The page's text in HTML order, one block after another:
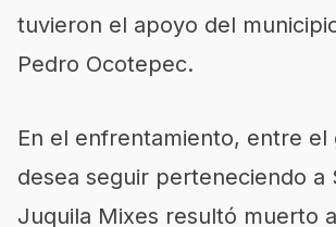
tuvieron el apoyo del
Pedro Ocotepec.
En el enfrentamiento, entre el
desea seguir perteneciendo a
Juquila Mixes resultó muerto